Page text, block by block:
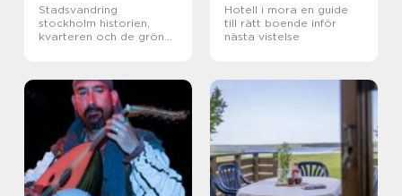
Stadsvandring
stockholm historien,
kvarteren och de gröna
Hotell i mora en guide
till rätt boende inför
nästa vistelse